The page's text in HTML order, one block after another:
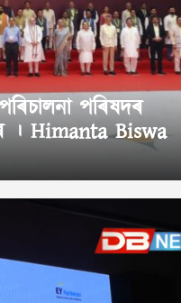
পৰিষদৰ
। Himanta Biswa